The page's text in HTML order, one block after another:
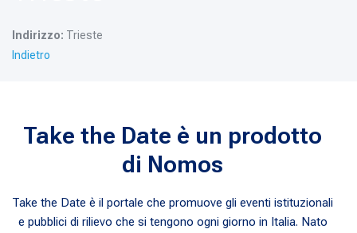
Indirizzo: Trieste
Indietro
Take the Date è un prodotto
di Nomos
Take the Date è il portale che promuove gli eventi istituzionali
e pubblici di rilievo che si tengono ogni giorno in Italia. Nato